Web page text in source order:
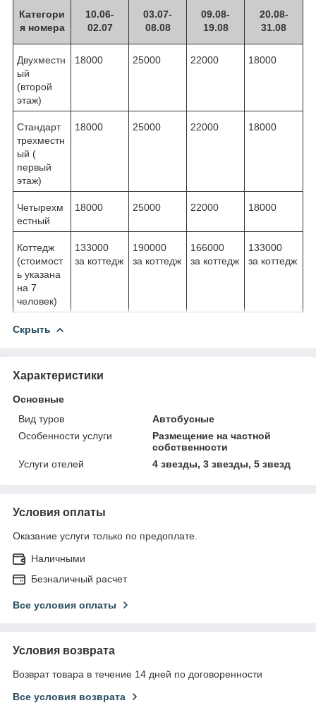
Категори
я номера
10.06-
02.07
03.07-
08.08
09.08-
19.08
20.08-
31.08
Двухместн
ый
(второй
этаж)
18000 25000 22000 18000
Стандарт
трехместн
ый (
первый
этаж)
18000 25000 22000 18000
Четырехм
естный
18000 25000 22000 18000
Коттедж
(стоимост
ь указана
на 7
человек)
133000
за коттедж
190000
за коттедж
166000
за коттедж
133000
за коттедж
Скрыть
Характеристики
Основные
Вид туров
Автобусные
Особенности услуги
Размещение на частной
собственности
Услуги отелей
4 звезды, 3 звезды, 5 звезд
Условия оплаты
Оказание услуги только по предоплате.
Наличными
Безналичный расчет
Все условия оплаты
Условия возврата
Возврат товара в течение 14 дней по договоренности
Все условия возврата